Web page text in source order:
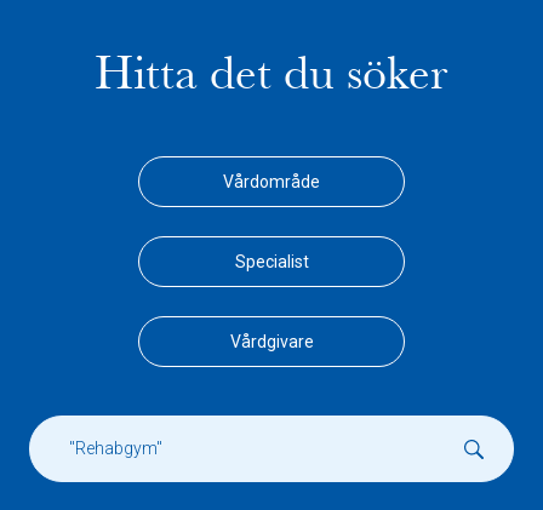
Hitta det du söker
Vårdområde
Specialist
Vårdgivare